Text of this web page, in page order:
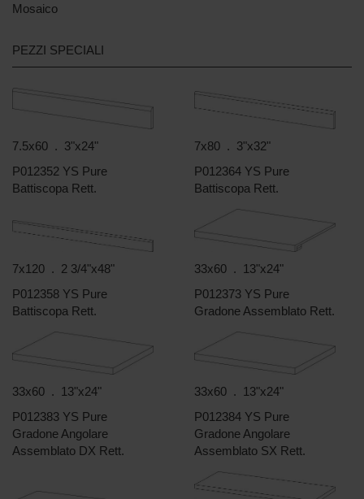
Mosaico
PEZZI SPECIALI
7.5x60 . 3"x24"
P012352 YS Pure
Battiscopa Rett.
7x80 . 3"x32"
P012364 YS Pure
Battiscopa Rett.
7x120 . 2 3/4"x48"
P012358 YS Pure
Battiscopa Rett.
33x60 . 13"x24"
P012373 YS Pure
Gradone Assemblato Rett.
33x60 . 13"x24"
P012383 YS Pure
Gradone Angolare
Assemblato DX Rett.
33x60 . 13"x24"
P012384 YS Pure
Gradone Angolare
Assemblato SX Rett.